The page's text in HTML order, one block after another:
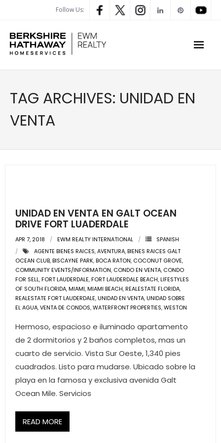
Follow Us:
PROPERTY SEARCH
- Map Search
- Rental Search
- Global Luxary Property Search
- Pre & Under Construction
- Commercial Listings
RESOURCES
- Blog
- Community Guides
- Market Reports
- Market Insights
- Publications
TAG ARCHIVES: UNIDAD EN
VENTA
UNIDAD EN VENTA EN GALT OCEAN
DRIVE FORT LUADERDALE
APR 7, 2018 EWM REALTY INTERNATIONAL
SPANISH
AGENTE BIENES RAICES,AVENTURA,BIENES RAICES GALT
OCEAN CLUB,BISCAYNE PARK,BOCA RATON, COCONUT GROVE,
COMMUNITY EVENTS/INFORMATION, CONDO EN VENTA, CONDO
FOR SELL,FORT LAUDERDALE,FORT LAUDERDALE BEACH,LIFESTYLES
OF SOUTH FLORIDA,MIAMI,MIAMI BEACH,REALESTATE FLORIDA,
REALESTATE FORT LAUDERDALE,UNIDAD EN VENTA,UNIDAD SOBRE
EL AGUA,VENTA DE CONDOS,WATERFRONT PROPERTIES,WESTON
Hermoso, espacioso e iluminado apartamento
de 2 dormitorios y 2 baños completos, mas un
cuarto de servicio. Vista Sur Oeste, 1,340 pies
cuadrados. Listo para mudarse. Ubicado sobre la
playa en la famosa y exclusiva avenida Galt
Ocean Mile. Servicios
READ MORE